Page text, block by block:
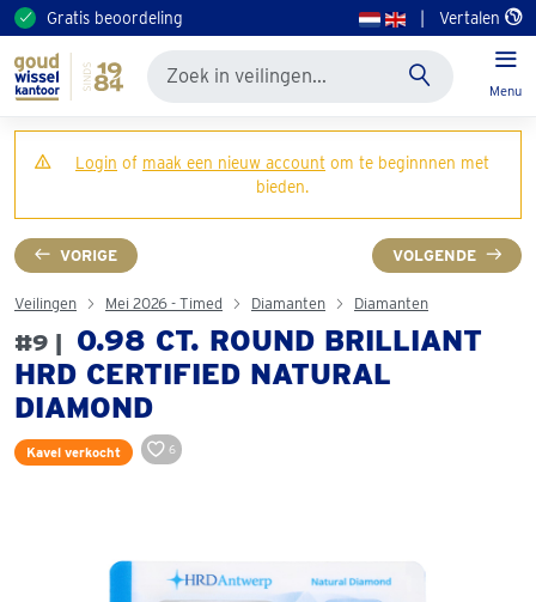
Gratis beoordeling Vertalen
Menu
Login of maak een nieuw account om te beginnnen met
bieden.
VORIGE VOLGENDE
Veilingen Mei 2026 - Timed Diamanten Diamanten
#9 |
0.98 CT. ROUND BRILLIANT
HRD CERTIFIED NATURAL
DIAMOND
Kavel verkocht 6